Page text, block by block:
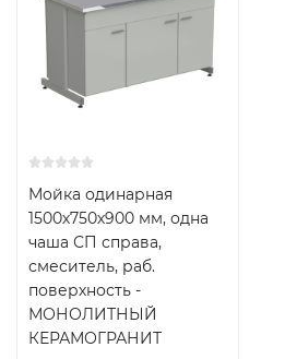
Мойка одинарная
1500х750х900 мм, одна
чаша СП справа,
смеситель, раб.
поверхность -
МОНОЛИТНЫЙ
КЕРАМОГРАНИТ